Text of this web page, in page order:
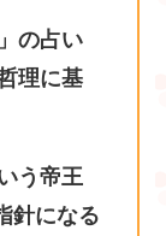
の占い
理に基
う帝王
針になる